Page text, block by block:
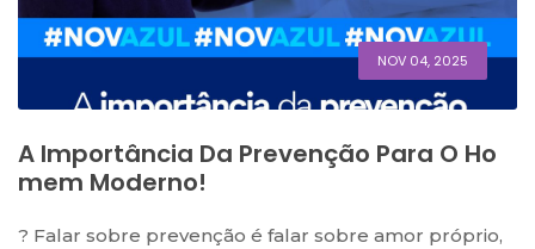
NOV 04, 2025
A Importância Da Prevenção Para O Ho
Mem Moderno!
? Falar sobre prevenção é falar sobre amor próprio,